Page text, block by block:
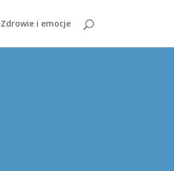
Zdrowie i emocje